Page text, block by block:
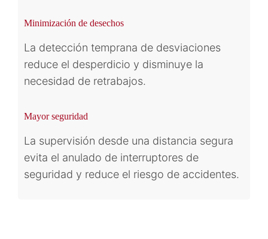
Minimización de desechos
La detección temprana de desviaciones
reduce el desperdicio y disminuye la
necesidad de retrabajos.
Mayor seguridad
La supervisión desde una distancia segura
evita el anulado de interruptores de
seguridad y reduce el riesgo de accidentes.